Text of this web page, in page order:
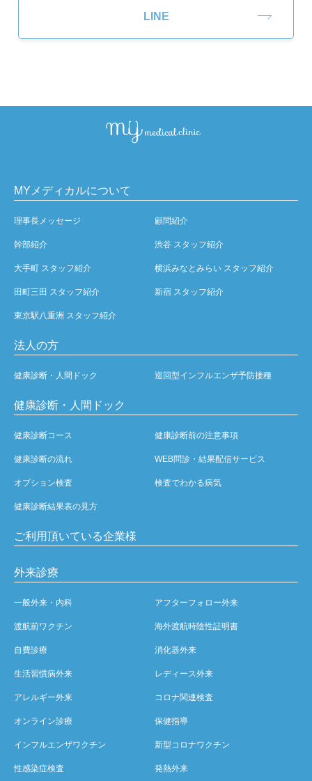
LINE
MYメディカルについて
理事長メッセージ 顧問紹介
幹部紹介 渋谷 スタッフ紹介
大手町 スタッフ紹介 横浜みなとみらい スタッフ紹介
田町三田 スタッフ紹介 新宿 スタッフ紹介
東京駅八重洲 スタッフ紹介
法人の方
健康診断・人間ドック 巡回型インフルエンザ予防接種
健康診断・人間ドック
健康診断コース 健康診断前の注意事項
健康診断の流れ WEB問診・結果配信サービス
オプション検査 検査でわかる病気
健康診断結果表の見方
ご利用頂いている企業様
外来診療
一般外来・内科 アフターフォロー外来
渡航前ワクチン 海外渡航時陰性証明書
自費診療 消化器外来
生活習慣病外来 レディース外来
アレルギー外来 コロナ関連検査
オンライン診療 保健指導
インフルエンザワクチン 新型コロナワクチン
性感染症検査 発熱外来